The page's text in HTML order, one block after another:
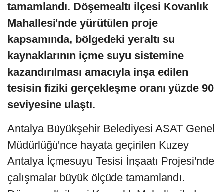
tamamlandı. Döşemealtı ilçesi Kovanlık
Mahallesi'nde yürütülen proje
kapsamında, bölgedeki yeraltı su
kaynaklarının içme suyu sistemine
kazandırılması amacıyla inşa edilen
tesisin fiziki gerçekleşme oranı yüzde 90
seviyesine ulaştı.
Antalya Büyükşehir Belediyesi ASAT Genel
Müdürlüğü'nce hayata geçirilen Kuzey
Antalya İçmesuyu Tesisi İnşaatı Projesi'nde
çalışmalar büyük ölçüde tamamlandı.